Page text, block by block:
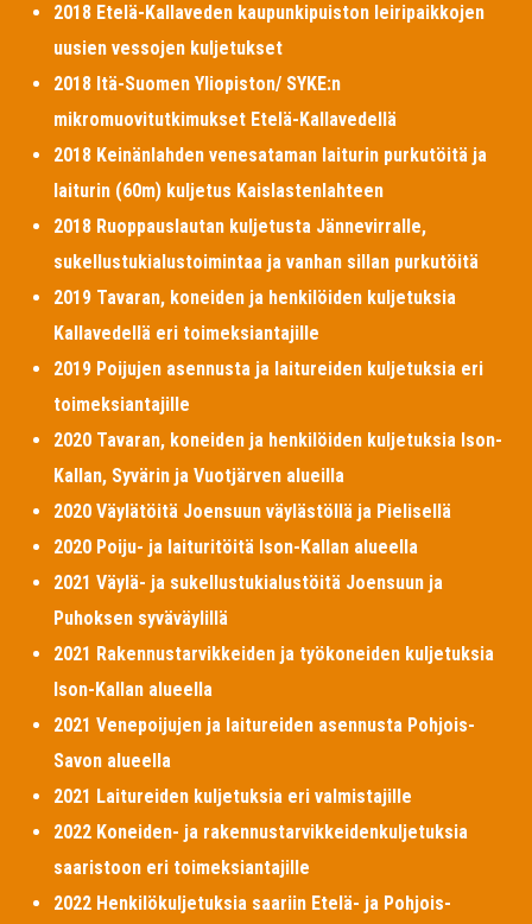
2018 Etelä-Kallaveden kaupunkipuiston leiripaikkojen
uusien vessojen kuljetukset
2018 Itä-Suomen Yliopiston/ SYKE:n
mikromuovitutkimukset Etelä-Kallavedellä
2018 Keinänlahden venesataman laiturin purkutöitä ja
laiturin (60m) kuljetus Kaislastenlahteen
2018 Ruoppauslautan kuljetusta Jännevirralle,
sukellustukialustoimintaa ja vanhan sillan purkutöitä
2019 Tavaran, koneiden ja henkilöiden kuljetuksia
Kallavedellä eri toimeksiantajille
2019 Poijujen asennusta ja laitureiden kuljetuksia eri
toimeksiantajille
2020 Tavaran, koneiden ja henkilöiden kuljetuksia Ison-
Kallan, Syvärin ja Vuotjärven alueilla
2020 Väylätöitä Joensuun väylästöllä ja Pielisellä
2020 Poiju- ja laituritöitä Ison-Kallan alueella
2021 Väylä- ja sukellustukialustöitä Joensuun ja
Puhoksen syväväylillä
2021 Rakennustarvikkeiden ja työkoneiden kuljetuksia
Ison-Kallan alueella
2021 Venepoijujen ja laitureiden asennusta Pohjois-
Savon alueella
2021 Laitureiden kuljetuksia eri valmistajille
2022 Koneiden- ja rakennustarvikkeidenkuljetuksia
saaristoon eri toimeksiantajille
2022 Henkilökuljetuksia saariin Etelä- ja Pohjois-